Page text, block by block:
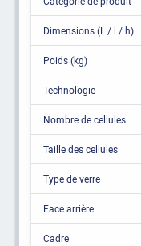
Dimensions (L / l / h)
Poids (kg)
Technologie
Nombre de cellules
Taille des cellules
Type de verre
Face arrière
Cadre